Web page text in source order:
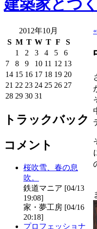
建築家とつ
2012年10月
S M T W T F
S
1
2 3 4 5
6
7
8 9 10 11 12 13
14 15 16 17 18 19 20
21 22 23 24 25 26 27
28 29 30 31
トラックバック
コメント
桜吹雪、春の息
吹。
鉄道マニア [04/13
19:08]
家・夢工房 [04/16
20:18]
プロフェッショナ